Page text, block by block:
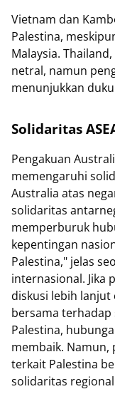
Vietnam dan
Palestina,
Malaysia.
netral, namun
menunjukkan
Solidaritas
Pengakuan
memengaruhi
Australia atas
solidaritas
memperburuk
kepentingan
Palestina," jelas
internasional. Jika
diskusi lebih
bersama terhadap
Palestina,
membaik. Namun,
terkait Palestina
solidaritas